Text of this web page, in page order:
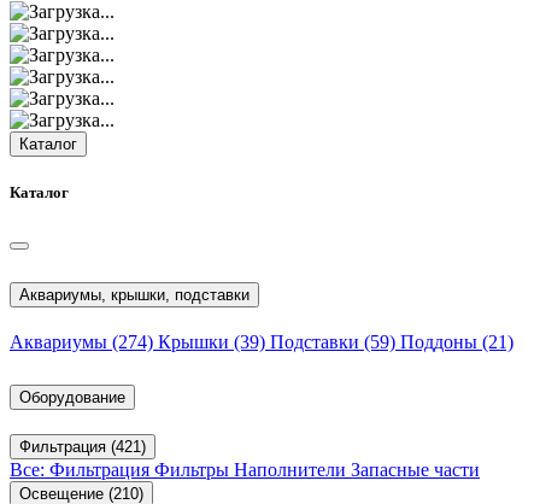
Каталог
Каталог
Аквариумы, крышки, подставки
Аквариумы (274) Крышки (39) Подставки (59) Поддоны (21)
Оборудование
Фильтрация (421)
Все: Фильтрация Фильтры Наполнители Запасные части
Освещение (210)